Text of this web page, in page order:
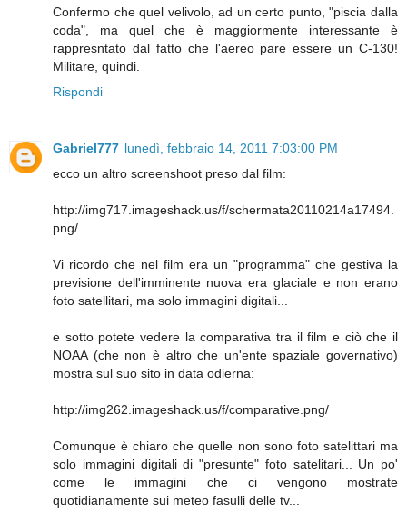
Confermo che quel velivolo, ad un certo punto, "piscia dalla
coda", ma quel che è maggiormente interessante è
rappresntato dal fatto che l'aereo pare essere un C-130!
Militare, quindi.
Rispondi
Gabriel777 lunedì, febbraio 14, 2011 7:03:00 PM
ecco un altro screenshoot preso dal film:
http://img717.imageshack.us/f/schermata20110214a17494.
png/
Vi ricordo che nel film era un "programma" che gestiva la
previsione dell'imminente nuova era glaciale e non erano
foto satellitari, ma solo immagini digitali...
e sotto potete vedere la comparativa tra il film e ciò che il
NOAA (che non è altro che un'ente spaziale governativo)
mostra sul suo sito in data odierna:
http://img262.imageshack.us/f/comparative.png/
Comunque è chiaro che quelle non sono foto satelittari ma
solo immagini digitali di "presunte" foto satelitari... Un po'
come le immagini che ci vengono mostrate
quotidianamente sui meteo fasulli delle tv...